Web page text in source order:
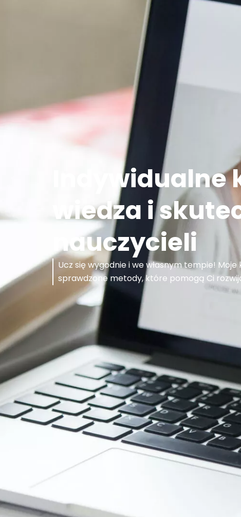
wiedza i
nauczycieli
Ucz się wygodnie i we własnym tempie!
sprawdzone metody, które pomogą Ci